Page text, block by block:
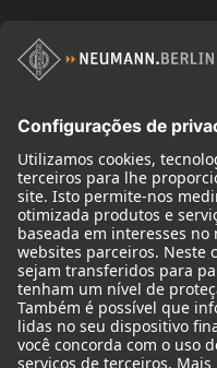
Produtos
Microfones
Acessórios de microfone
Monitores
Acessórios de monitores
Fones de ouvido
Microfones históricos
Audio Interface